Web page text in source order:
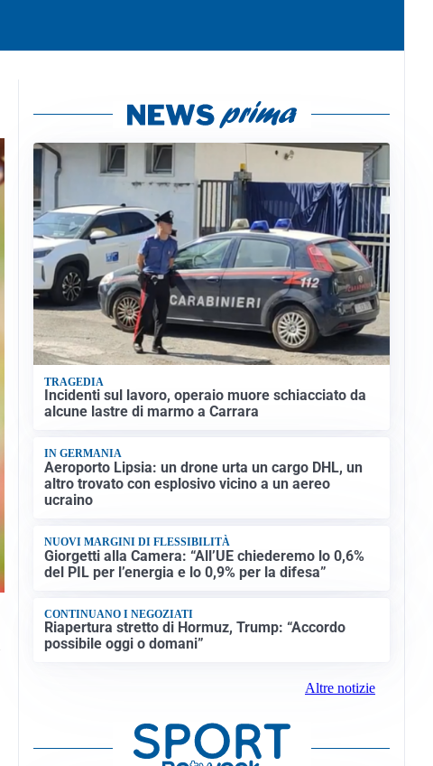
TRAGEDIA
Incidenti sul lavoro, operaio muore schiacciato da
alcune lastre di marmo a Carrara
IN GERMANIA
Aeroporto Lipsia: un drone urta un cargo DHL, un
altro trovato con esplosivo vicino a un aereo
ucraino
NUOVI MARGINI DI FLESSIBILITÀ
Giorgetti alla Camera: “All’UE chiederemo lo 0,6%
del PIL per l’energia e lo 0,9% per la difesa”
CONTINUANO I NEGOZIATI
Riapertura stretto di Hormuz, Trump: “Accordo
possibile oggi o domani”
Altre notizie